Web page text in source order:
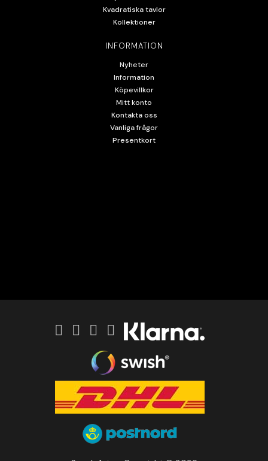
Kvadratiska tavlor
Kollektioner
INFORMATION
Nyheter
Information
Köpevillkor
Mitt konto
Kontakta oss
Vanliga frågor
Presentkort